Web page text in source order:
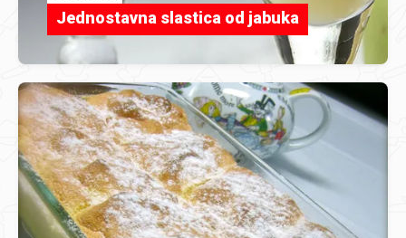
Jednostavna slastica od jabuka